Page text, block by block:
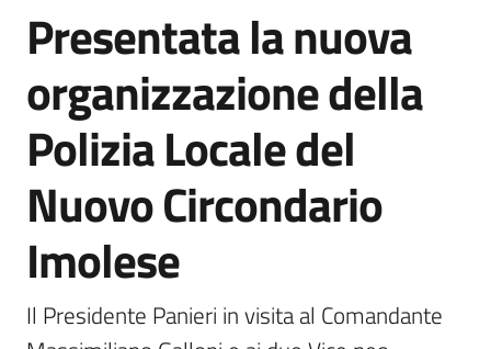
Novità
Menu selezionato
Servizi
Vivere
Castel
del
Rio
Salta al contenuto
Presentata la nuova
organizzazione della
Polizia Locale del
Nuovo Circondario
Imolese
Il Presidente Panieri in visita al Comandante